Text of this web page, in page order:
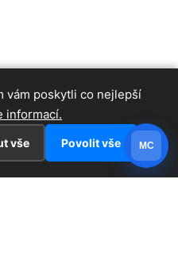
vám poskytli co nejlepší
informací.
vše Povolit vše MC